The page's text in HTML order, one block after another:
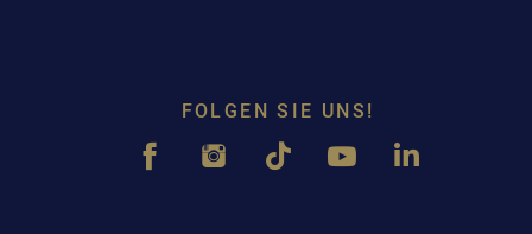
FOLGEN SIE UNS!